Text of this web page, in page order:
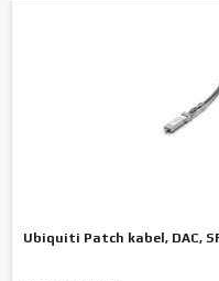
Ubiquiti Patch kabel, DAC,